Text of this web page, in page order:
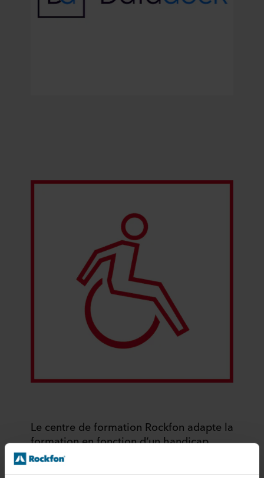
Le centre de formation Rockfon adapte la
formation en fonction d’un handicap
annoncé